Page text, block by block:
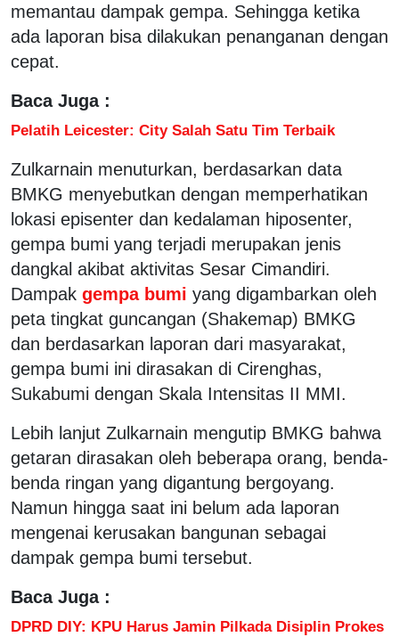
memantau dampak gempa. Sehingga ketika
ada laporan bisa dilakukan penanganan dengan
cepat.
Baca Juga :
Pelatih Leicester: City Salah Satu Tim Terbaik
Zulkarnain menuturkan, berdasarkan data
BMKG menyebutkan dengan memperhatikan
lokasi episenter dan kedalaman hiposenter,
gempa bumi yang terjadi merupakan jenis
dangkal akibat aktivitas Sesar Cimandiri.
Dampak gempa bumi yang digambarkan oleh
peta tingkat guncangan (Shakemap) BMKG
dan berdasarkan laporan dari masyarakat,
gempa bumi ini dirasakan di Cirenghas,
Sukabumi dengan Skala Intensitas II MMI.
Lebih lanjut Zulkarnain mengutip BMKG bahwa
getaran dirasakan oleh beberapa orang, benda-
benda ringan yang digantung bergoyang.
Namun hingga saat ini belum ada laporan
mengenai kerusakan bangunan sebagai
dampak gempa bumi tersebut.
Baca Juga :
DPRD DIY: KPU Harus Jamin Pilkada Disiplin Prokes